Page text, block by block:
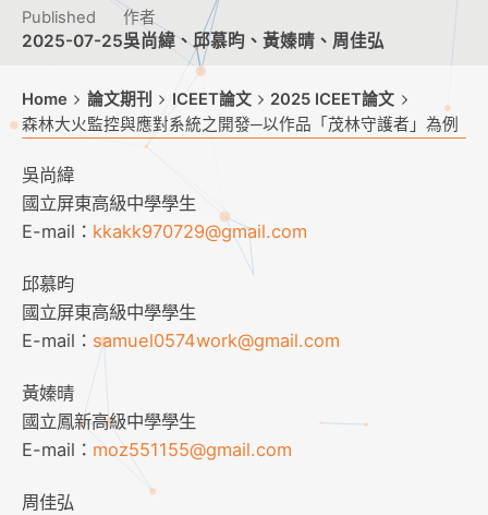
Published
2025-07-25
作者
吳尚緯、邱慕昀、黃嫀晴、周佳弘
Home 論文期刊 ICEET論文
2025 ICEET論文
森林大火監控與應對系統之開發─以作品「茂林守護者」為例
吳尚緯
國立屏東高級中學學生
E-mail： kkakk970729@gmail.com
邱慕昀
國立屏東高級中學學生
E-mail： samuel0574work@gmail.com
黃嫀晴
國立鳳新高級中學學生
E-mail： moz551155@gmail.com
周佳弘